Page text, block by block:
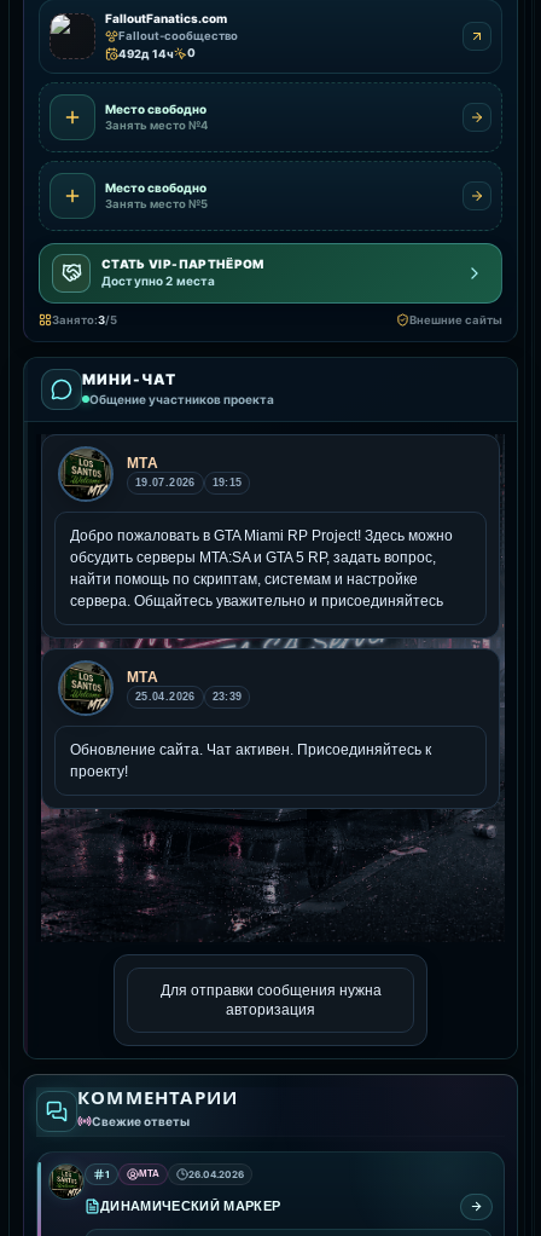
FalloutFanatics.com
Fallout-сообщество
492д 14ч
0
Место свободно
Занять место №4
Место свободно
Занять место №5
СТАТЬ VIP-ПАРТНЁРОМ
Доступно 2 места
Занято:3/5 Внешние сайты
МИНИ-ЧАТ
Общение участников проекта
Для отправки сообщения нужна
авторизация
КОММЕНТАРИИ
Свежие ответы
1 MTA 26.04.2026
ДИНАМИЧЕСКИЙ МАРКЕР